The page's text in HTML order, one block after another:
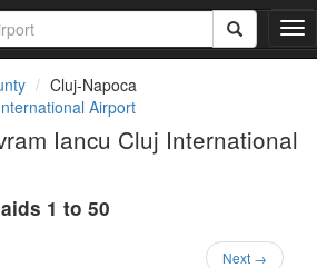
T
o
Cluj-Napoca
Airport
Iancu Cluj International
1 to 50
Next →